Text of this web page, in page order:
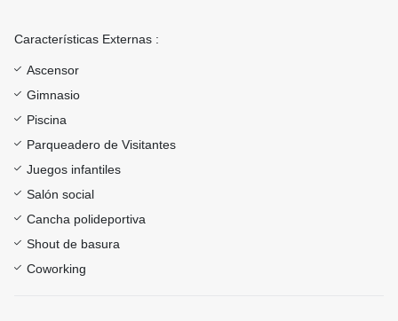
Características Externas :
Ascensor
Gimnasio
Piscina
Parqueadero de Visitantes
Juegos infantiles
Salón social
Cancha polideportiva
Shout de basura
Coworking